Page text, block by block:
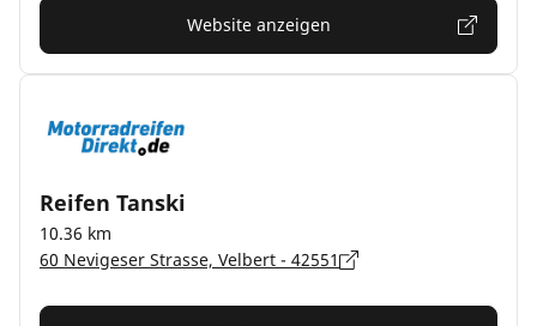
Website anzeigen
Reifen Tanski
10.36 km
60 Nevigeser Strasse, Velbert - 42551